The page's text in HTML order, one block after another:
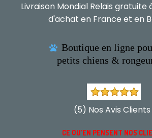
Livraison Mondial Relais gratuite
d'achat en France et en
 Boutique en ligne
petits chiens &
(5) Nos Avis Clients
CE QU'EN PENSENT NOS